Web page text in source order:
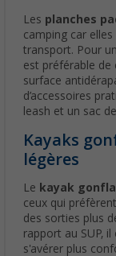
Les planches
camping car
transport. Pour
est préférable de
surface
d’accessoires
leash et un sac
Kayaks
légères
Le kayak
ceux qui
des sorties plus
rapport au SUP,
s'avérer plus